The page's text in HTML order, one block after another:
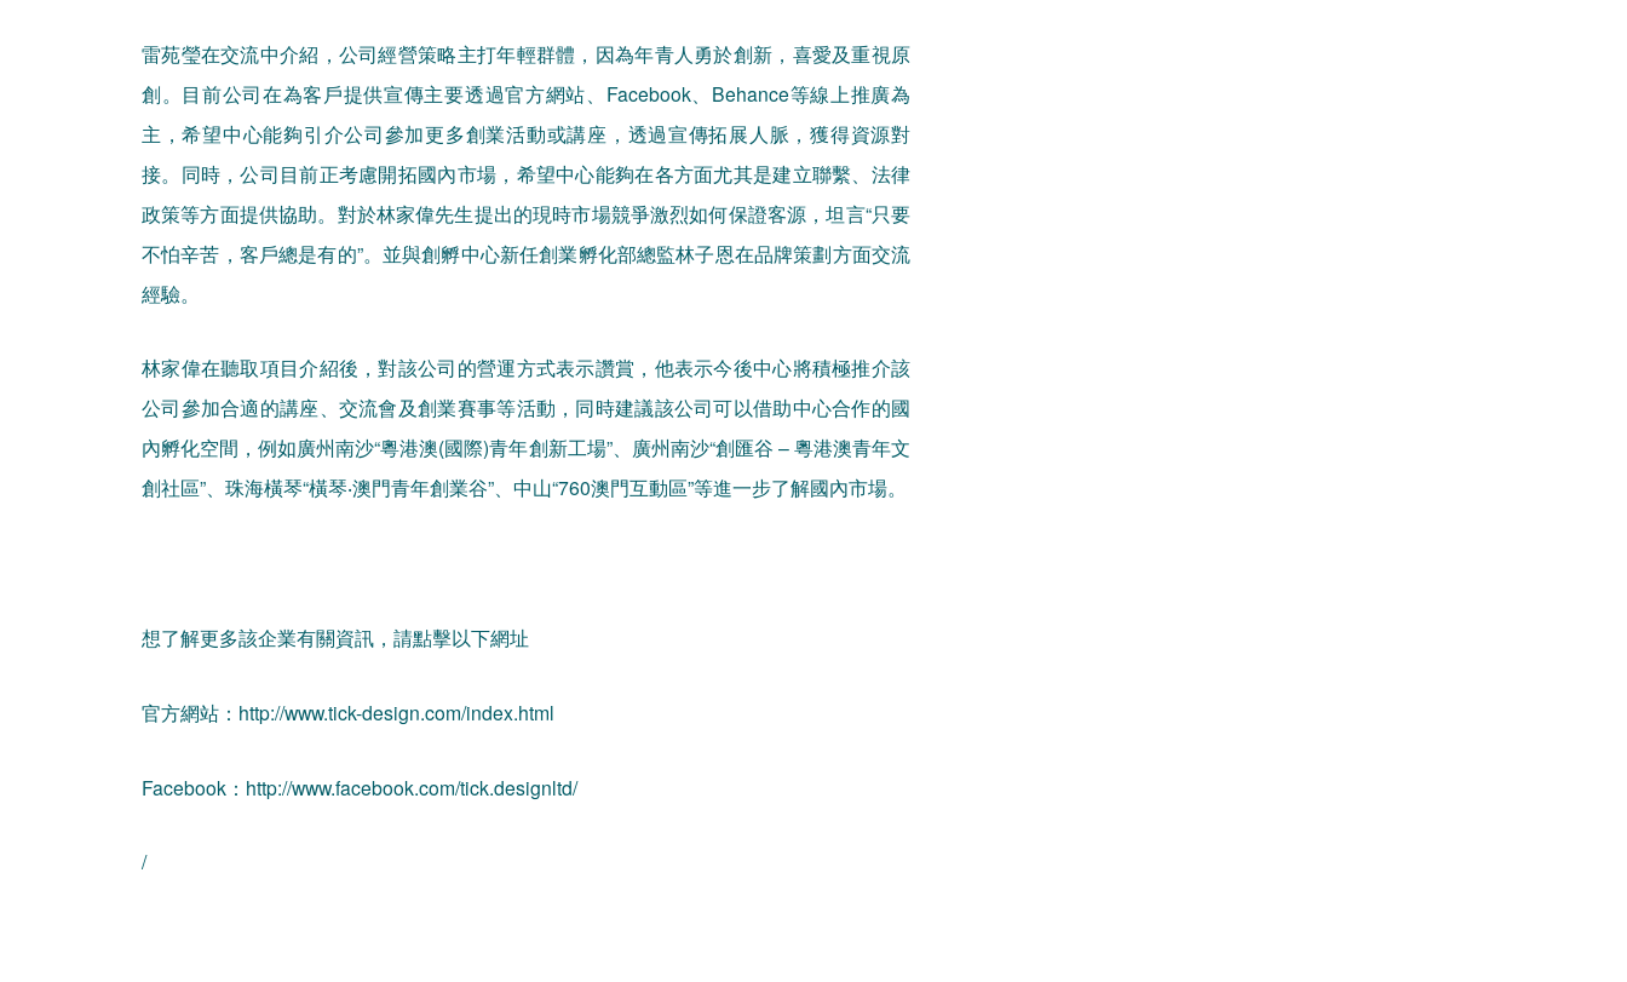
雷苑瑩在交流中介紹，公司經營策略主打年輕群體，因為年青人勇於創新，喜愛及重視原
創。目前公司在為客戶提供宣傳主要透過官方網站、Facebook、Behance等線上推廣為
主，希望中心能夠引介公司參加更多創業活動或講座，透過宣傳拓展人脈，獲得資源對
接。同時，公司目前正考慮開拓國內市場，希望中心能夠在各方面尤其是建立聯繫、法律
政策等方面提供協助。對於林家偉先生提出的現時市場競爭激烈如何保證客源，坦言“只要
不怕辛苦，客戶總是有的”。並與創孵中心新任創業孵化部總監林子恩在品牌策劃方面交流
經驗。
林家偉在聽取項目介紹後，對該公司的營運方式表示讚賞，他表示今後中心將積極推介該
公司參加合適的講座、交流會及創業賽事等活動，同時建議該公司可以借助中心合作的國
內孵化空間，例如廣州南沙“粵港澳(國際)青年創新工場”、廣州南沙“創匯谷 – 粵港澳青年文
創社區”、珠海橫琴“橫琴‧澳門青年創業谷”、中山“760澳門互動區”等進一步了解國內市場。
想了解更多該企業有關資訊，請點擊以下網址
官方網站：http://www.tick-design.com/index.html
Facebook：http://www.facebook.com/tick.designltd/
/